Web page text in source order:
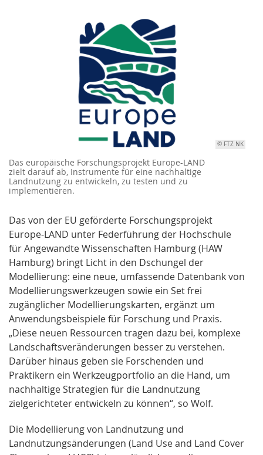
© FTZ NK
Das europäische Forschungsprojekt Europe-LAND
zielt darauf ab, Instrumente für eine nachhaltige
Landnutzung zu entwickeln, zu testen und zu
implementieren.
Das von der EU geförderte Forschungsprojekt
Europe-LAND unter Federführung der Hochschule
für Angewandte Wissenschaften Hamburg (HAW
Hamburg) bringt Licht in den Dschungel der
Modellierung: eine neue, umfassende Datenbank von
Modellierungswerkzeugen sowie ein Set frei
zugänglicher Modellierungskarten, ergänzt um
Anwendungsbeispiele für Forschung und Praxis.
„Diese neuen Ressourcen tragen dazu bei, komplexe
Landschaftsveränderungen besser zu verstehen.
Darüber hinaus geben sie Forschenden und
Praktikern ein Werkzeugportfolio an die Hand, um
nachhaltige Strategien für die Landnutzung
zielgerichteter entwickeln zu können“, so Wolf.
Die Modellierung von Landnutzung und
Landnutzungsänderungen (Land Use and Land Cover